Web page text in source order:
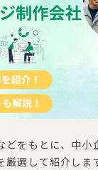
どをもとに、中小
厳選して紹介しま